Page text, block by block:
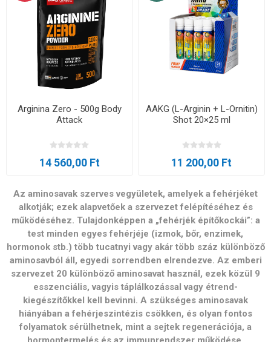
Az aminosavak szerves vegyületek, amelyek a fehérjéket
alkotják; ezek alapvetőek a szervezet felépítéséhez és
működéséhez. Tulajdonképpen a „fehérjék építőkockái”: a
test minden egyes fehérjéje (izmok, bőr, enzimek,
hormonok stb.) több tucatnyi vagy akár több száz különböző
aminosavból áll, egyedi sorrendben elrendezve. Az emberi
szervezet 20 különböző aminosavat használ, ezek közül 9
esszenciális, vagyis táplálkozással vagy étrend-
kiegészítőkkel kell bevinni. A szükséges aminosavak
hiányában a fehérjeszintézis csökken, és olyan fontos
folyamatok sérülhetnek, mint a sejtek regenerációja, a
Arginina Zero - 500g Body
Attack
14 560,00 Ft
AAKG (L-Arginin + L-Ornitin)
Shot 20×25 ml
11 200,00 Ft